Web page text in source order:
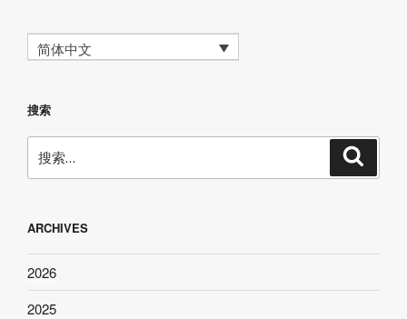
简体中文
搜索
索：
ARCHIVES
2026
2025